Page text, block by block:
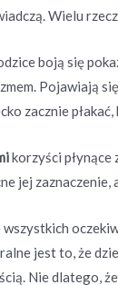
Wielu
boją się
Pojawiają
zacznie
korzyści
jej
wszystkich
jest to, że
Nie dlatego,